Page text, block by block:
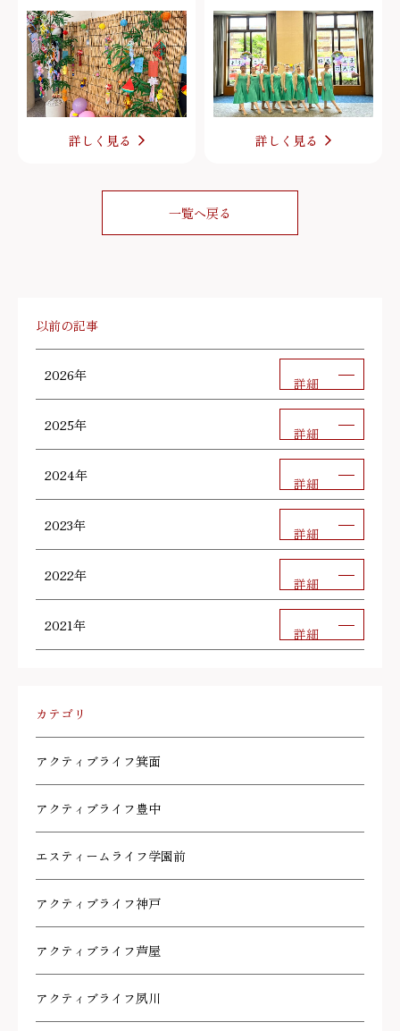
詳しく見る 詳しく見る
一覧へ戻る
以前の記事
2026年 詳細
2025年 詳細
2024年 詳細
2023年 詳細
2022年 詳細
2021年 詳細
カテゴリ
アクティブライフ箕面
アクティブライフ豊中
エスティームライフ学園前
アクティブライフ神戸
アクティブライフ芦屋
アクティブライフ夙川